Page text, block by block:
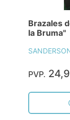
Brazales
la Bruma"
PVP.